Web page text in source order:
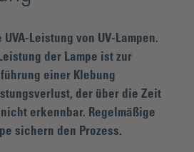
UVA-Leistung von UV-Lampen.
der Lampe ist zur
einer Klebung
der über die Zeit
erkennbar. Regelmäßige
sichern den Prozess.